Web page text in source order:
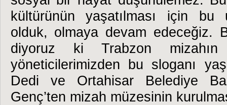
kültürünün yaşatılması için bu
olduk, olmaya devam edeceğiz.
diyoruz ki Trabzon mizahın
yöneticilerimizden bu sloganı
Dedi ve Ortahisar Belediye
Genç’ten mizah müzesinin